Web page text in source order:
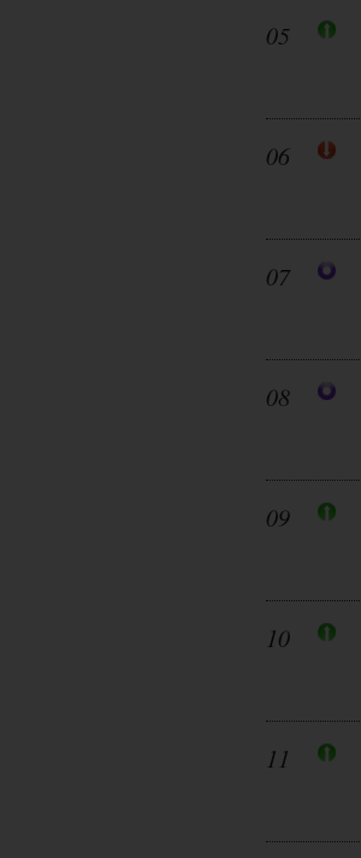
05
06
07
08
09
10
11